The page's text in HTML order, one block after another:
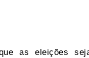
as eleições